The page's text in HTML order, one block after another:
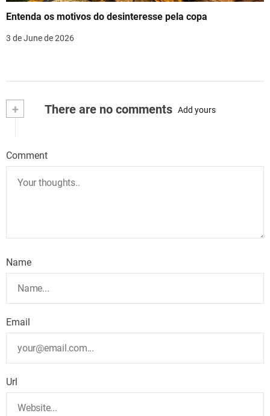
Entenda os motivos do desinteresse pela copa
3 de June de 2026
+ There are no comments Add yours
Comment
Name
Email
Url